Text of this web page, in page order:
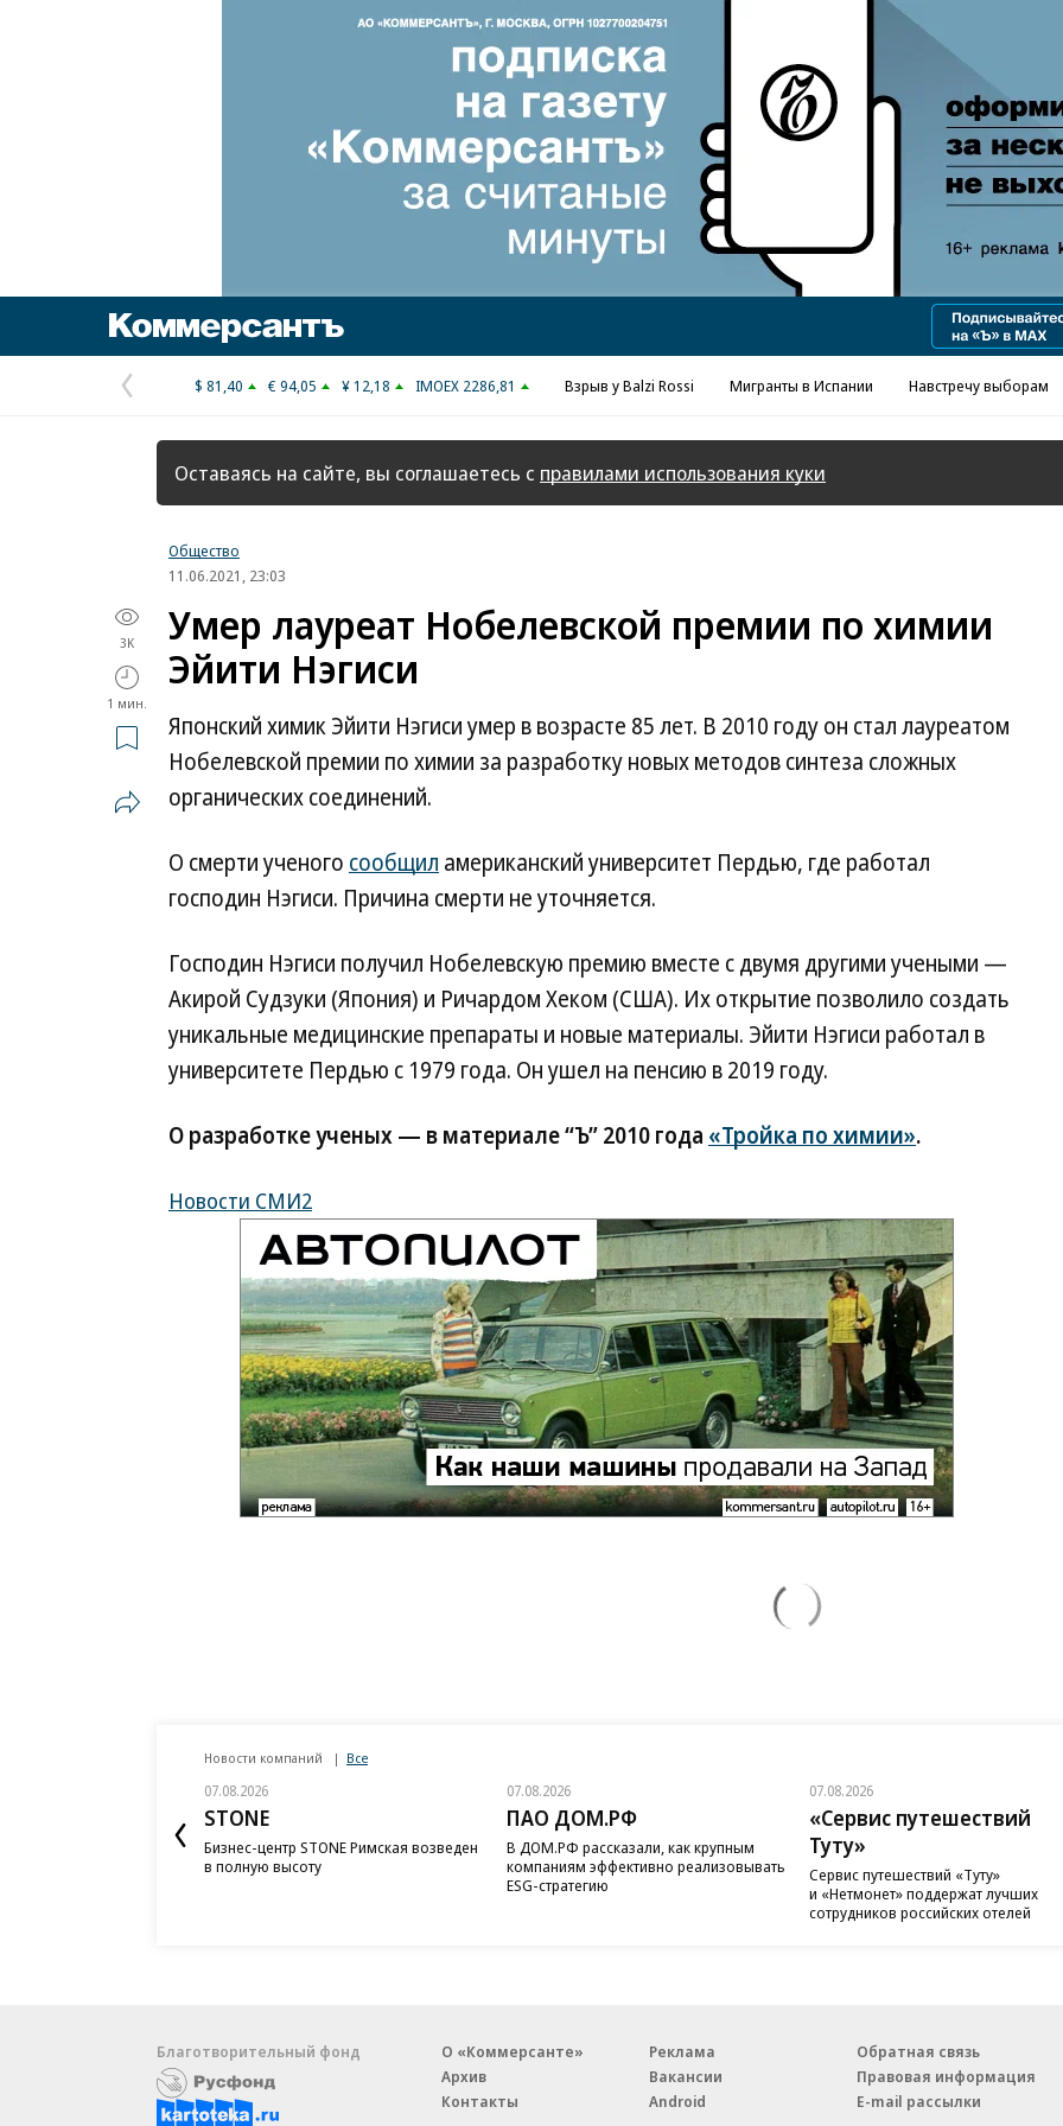
Реклама в «Ъ» www.kommersant.ru/ad
Предыдущая
страница
$ 81,40 € 94,05 ¥ 12,18 IMOEX 2286,81 Взрыв у Balzi Rossi Мигранты в Испании Навстречу выборам
Оставаясь на сайте, вы соглашаетесь с правилами использования куки
Общество
11.06.2021, 23:03
3K
1 мин.
Умер лауреат Нобелевской премии по химии
Эйити Нэгиси
Японский химик Эйити Нэгиси умер в возрасте 85 лет. В 2010 году он стал лауреатом
Нобелевской премии по химии за разработку новых методов синтеза сложных
органических соединений.
О смерти ученого сообщил американский университет Пердью, где работал
господин Нэгиси. Причина смерти не уточняется.
Господин Нэгиси получил Нобелевскую премию вместе с двумя другими учеными —
Акирой Судзуки (Япония) и Ричардом Хеком (США). Их открытие позволило создать
уникальные медицинские препараты и новые материалы. Эйити Нэгиси работал в
университете Пердью с 1979 года. Он ушел на пенсию в 2019 году.
О разработке ученых — в материале “Ъ” 2010 года «Тройка по химии».
Новости СМИ2
Новости компаний Все
07.08.2026
STONE
Бизнес-центр STONE Римская возведен
в полную высоту
07.08.2026
ПАО ДОМ.РФ
В ДОМ.РФ рассказали, как крупным
компаниям эффективно реализовывать
ESG-стратегию
07.08.2026
«Сервис путешествий
Туту»
Сервис путешествий «Туту»
и «Нетмонет» поддержат лучших
сотрудников российских отелей
Благотворительный фонд
О «Коммерсанте»
Архив
Контакты
Реклама
Вакансии
Android
Обратная связь
Правовая информация
E-mail рассылки